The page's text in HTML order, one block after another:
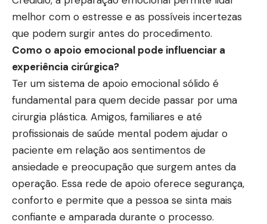
melhor com o estresse e as possíveis incertezas
que podem surgir antes do procedimento.
Como o apoio emocional pode influenciar a
experiência cirúrgica?
Ter um sistema de apoio emocional sólido é
fundamental para quem decide passar por uma
cirurgia plástica. Amigos, familiares e até
profissionais de saúde mental podem ajudar o
paciente em relação aos sentimentos de
ansiedade e preocupação que surgem antes da
operação. Essa rede de apoio oferece segurança,
conforto e permite que a pessoa se sinta mais
confiante e amparada durante o processo.